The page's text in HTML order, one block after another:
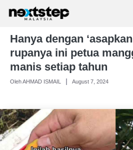
Skip
content
Hanya dengan
rupanya ini petua
manis setiap tahun
Oleh AHMAD ISMAIL August 7, 2024